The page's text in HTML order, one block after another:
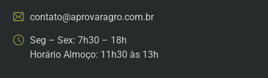
contato@aprovaragro.com.br
Seg – Sex: 7h30 – 18h
Horário Almoço: 11h30 às 13h